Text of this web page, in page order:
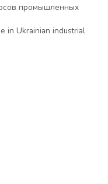
промышленных
in Ukrainian industrial